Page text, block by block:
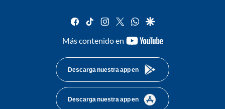
facebook
tiktok instagram
twitterwhatsapp
google
Más contenido en
youtube-
Descarga nuestra app en
Descarga nuestra app en